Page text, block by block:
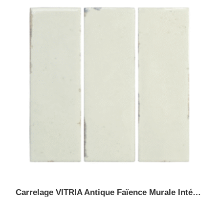
Carrelage VITRIA Antique Faïence Murale Intérieur Extérieur, Piscine